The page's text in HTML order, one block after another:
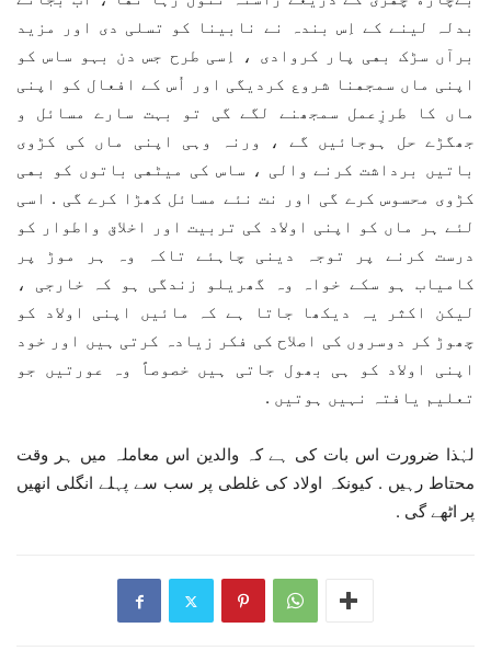
ﺑﺪﻟﮧ ﻟﯿﻨﮯ ﮐﮯ ﺍِس بندہ ﻧﮯ ﻧﺎﺑﯿﻨﺎ ﮐﻮ تسلی دی اور مزید
برآں ﺳﮍﮎ ﺑﮭﯽ ﭘﺎﺭ ﮐﺮﻭﺍﺩﯼ ، ﺍِﺳﯽ ﻃﺮﺡ ﺟﺲ ﺩﻥ ﺑﮩﻮ ﺳﺎﺱ ﮐﻮ
ﺍﭘﻨﯽ ﻣﺎﮞ ﺳﻤﺠﮭﻨﺎ ﺷﺮﻭﻉ ﮐﺮﺩیگی ﺍﻭﺭ ﺍُﺱ ﮐﮯ ﺍﻓﻌﺎﻝ ﮐﻮ ﺍﭘﻨﯽ
ﻣﺎﮞ ﮐﺎ ﻃﺮﺯِﻋﻤﻞ سمجھنے لگے ﮔﯽ تو بہت سارے ﻣﺴﺎﺋﻞ و
جھگڑے ﺣﻞ ﮨﻮﺟﺎﺋﯿﮟ ﮔﮯ ، ﻭرنہ وہی ﺍﭘﻨﯽ ﻣﺎﮞ ﮐﯽ ﮐﮍﻭﯼ
ﺑﺎﺗﯿﮟ ﺑﺮﺩﺍﺷﺖ ﮐﺮنے والی ، ﺳﺎﺱ ﮐﯽ ﻣﯿﭩﮭﯽ ﺑﺎتوں کو ﺑﮭﯽ
ﮐﮍﻭﯼ ﻣﺤﺴﻮﺱ ﮐﺮﮮ ﮔﯽ اور نت نئے مسائل کھڑا کرے گی . اسی
لئے ہر ماں کو اپنی اولاد کی تربیت اور اخلاق واطوار کو
درست کرنے پر توجہ دینی چاہئے تاکہ وہ ہر موڑ پر
کامیاب ہو سکے خواہ وہ گھریلو زندگی ہو کہ خارجی ،
لیکن اکثر یہ دیکھا جاتا ہے کہ مائیں اپنی اولاد کو
چھوڑ کر دوسروں کی اصلاح کی فکر زیادہ کرتی ہیں اور خود
اپنی اولاد کو ہی بھول جاتی ہیں خصوصاً وہ عورتیں جو
تعلیم یافتہ نہیں ہوتیں .
لہٰذا ضرورت اس بات کی ہے کہ والدین اس معاملہ میں ہر وقت
محتاط رہیں . کیونکہ اولاد کی غلطی پر سب سے پہلے انگلی انھیں
پر اٹھے گی .